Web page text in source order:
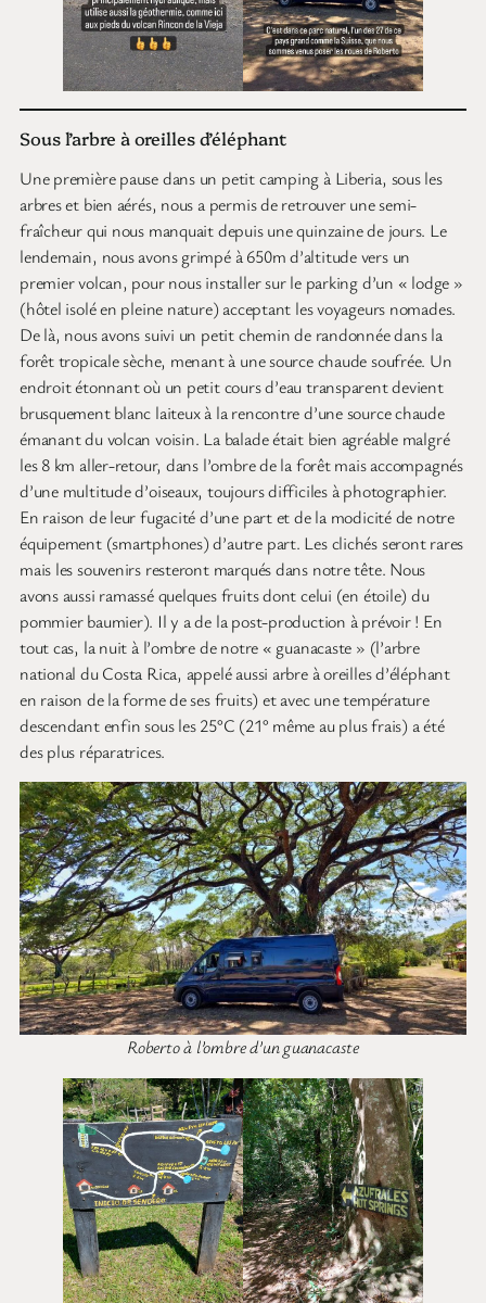
Sous l’arbre à oreilles d’éléphant
Une première pause dans un petit camping à Liberia, sous les
arbres et bien aérés, nous a permis de retrouver une semi-
fraîcheur qui nous manquait depuis une quinzaine de jours. Le
lendemain, nous avons grimpé à 650m d’altitude vers un
premier volcan, pour nous installer sur le parking d’un « lodge »
(hôtel isolé en pleine nature) acceptant les voyageurs nomades.
De là, nous avons suivi un petit chemin de randonnée dans la
forêt tropicale sèche, menant à une source chaude soufrée. Un
endroit étonnant où un petit cours d’eau transparent devient
brusquement blanc laiteux à la rencontre d’une source chaude
émanant du volcan voisin. La balade était bien agréable malgré
les 8 km aller-retour, dans l’ombre de la forêt mais accompagnés
d’une multitude d’oiseaux, toujours difficiles à photographier.
En raison de leur fugacité d’une part et de la modicité de notre
équipement (smartphones) d’autre part. Les clichés seront rares
mais les souvenirs resteront marqués dans notre tête. Nous
avons aussi ramassé quelques fruits dont celui (en étoile) du
pommier baumier). Il y a de la post-production à prévoir ! En
tout cas, la nuit à l’ombre de notre « guanacaste » (l’arbre
national du Costa Rica, appelé aussi arbre à oreilles d’éléphant
en raison de la forme de ses fruits) et avec une température
descendant enfin sous les 25°C (21° même au plus frais) a été
des plus réparatrices.
Roberto à l’ombre d’un guanacaste